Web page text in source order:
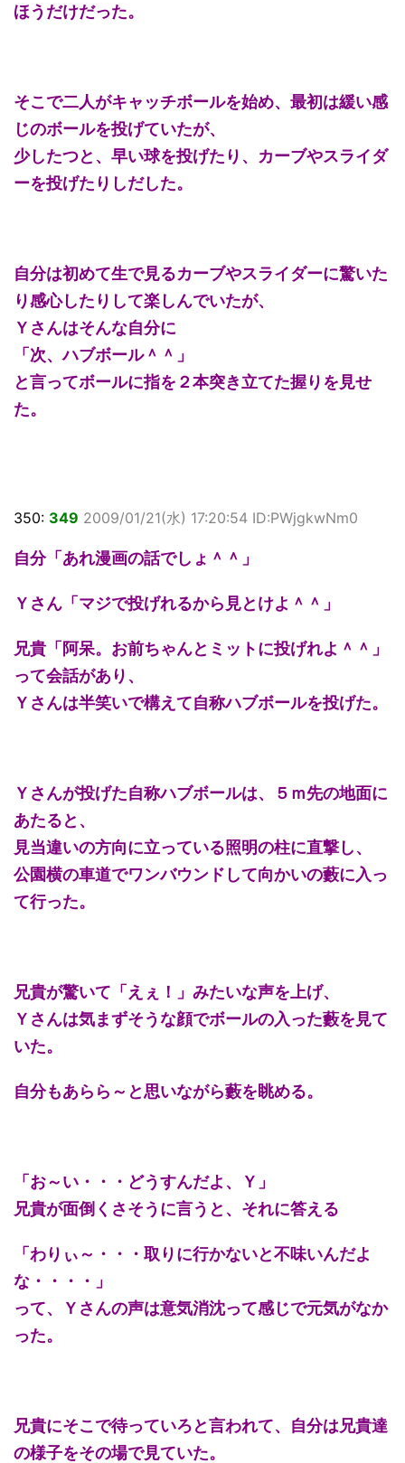
ほうだけだった。
そこで二人がキャッチボールを始め、最初は緩い感
じのボールを投げていたが、
少したつと、早い球を投げたり、カーブやスライダ
ーを投げたりしだした。
自分は初めて生で見るカーブやスライダーに驚いた
り感心したりして楽しんでいたが、
Ｙさんはそんな自分に
「次、ハブボール＾＾」
と言ってボールに指を２本突き立てた握りを見せ
た。
350: 349 2009/01/21(水) 17:20:54 ID:PWjgkwNm0
自分「あれ漫画の話でしょ＾＾」
Ｙさん「マジで投げれるから見とけよ＾＾」
兄貴「阿呆。お前ちゃんとミットに投げれよ＾＾」
って会話があり、
Ｙさんは半笑いで構えて自称ハブボールを投げた。
Ｙさんが投げた自称ハブボールは、５ｍ先の地面に
あたると、
見当違いの方向に立っている照明の柱に直撃し、
公園横の車道でワンバウンドして向かいの藪に入っ
て行った。
兄貴が驚いて「えぇ！」みたいな声を上げ、
Ｙさんは気まずそうな顔でボールの入った藪を見て
いた。
自分もあらら～と思いながら藪を眺める。
「お～い・・・どうすんだよ、Ｙ」
兄貴が面倒くさそうに言うと、それに答える
「わりぃ～・・・取りに行かないと不味いんだよ
な・・・・」
って、Ｙさんの声は意気消沈って感じで元気がなか
った。
兄貴にそこで待っていろと言われて、自分は兄貴達
の様子をその場で見ていた。